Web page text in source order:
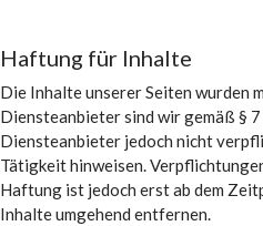
Haftung für Inhalte
Die Inhalte unserer Seiten wurden
Diensteanbieter sind wir gemäß §
Diensteanbieter jedoch nicht
Tätigkeit hinweisen.
Haftung ist jedoch erst ab dem
Inhalte umgehend entfernen.